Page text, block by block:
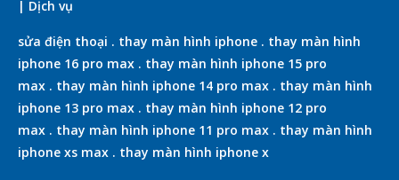
| Dịch vụ
sửa điện thoại . thay màn hình iphone . thay màn hình
iphone 16 pro max . thay màn hình iphone 15 pro
max . thay màn hình iphone 14 pro max . thay màn hình
iphone 13 pro max . thay màn hình iphone 12 pro
max . thay màn hình iphone 11 pro max . thay màn hình
iphone xs max . thay màn hình iphone x